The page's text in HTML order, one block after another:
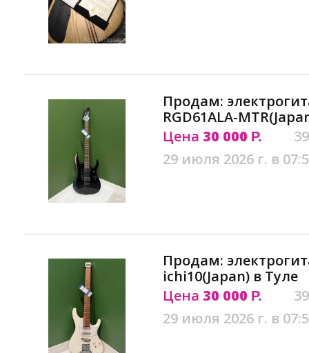
Продам:
RGD61ALA-
Цена 30 000 Р.
29 июля 2026 г. в
Продам:
ichi10(Japan) в Туле
Цена 30 000 Р.
29 июля 2026 г. в